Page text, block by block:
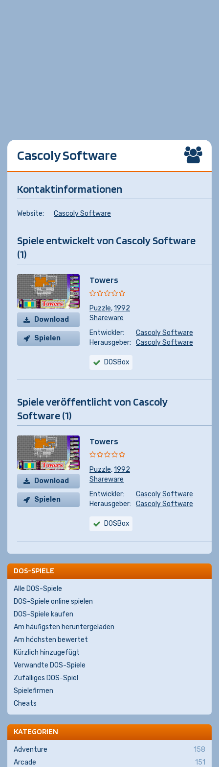
Cascoly Software
Kontaktinformationen
Website: Cascoly Software
Spiele entwickelt von Cascoly Software
(1)
Download
Spielen
Towers
Puzzle,1992
Shareware
Entwickler:
Cascoly Software
Herausgeber:
Cascoly Software
DOSBox
Spiele veröffentlicht von Cascoly
Software (1)
Download
Spielen
Towers
Puzzle,1992
Shareware
Entwickler:
Cascoly Software
Herausgeber:
Cascoly Software
DOSBox
DOS-SPIELE
Alle DOS-Spiele
DOS-Spiele online spielen
DOS-Spiele kaufen
Am häufigsten heruntergeladen
Am höchsten bewertet
Kürzlich hinzugefügt
Verwandte DOS-Spiele
Zufälliges DOS-Spiel
Spielefirmen
Cheats
KATEGORIEN
Adventure
158
Arcade
151